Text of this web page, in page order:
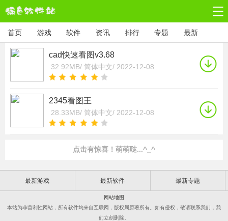
首页 游戏 软件 资讯 排行 专题 最新
cad快速看图v3.68
32.92MB/ 简体中文/ 2022-12-08
2345看图王
28.33MB/ 简体中文/ 2022-12-08
点击有惊喜！萌萌哒...^_^
最新游戏 最新软件 最新专题
网站地图
本站为非营利性网站，所有软件均来自互联网，版权属原著所有。如有侵权，敬请联系我们，我
们立刻删除。